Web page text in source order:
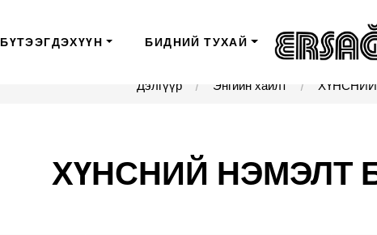
БҮТЭЭГДЭХҮҮН БИДНИЙ ТУХАЙ
Дэлгүүр Энгийн хайлт
ХҮНСНИЙ НЭМЭЛТ